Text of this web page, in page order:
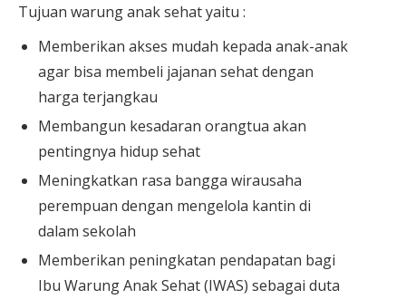
Tujuan warung anak sehat yaitu :
Memberikan akses mudah kepada anak-anak
agar bisa membeli jajanan sehat dengan
harga terjangkau
Membangun kesadaran orangtua akan
pentingnya hidup sehat
Meningkatkan rasa bangga wirausaha
perempuan dengan mengelola kantin di
dalam sekolah
Memberikan peningkatan pendapatan bagi
Ibu Warung Anak Sehat (IWAS) sebagai duta